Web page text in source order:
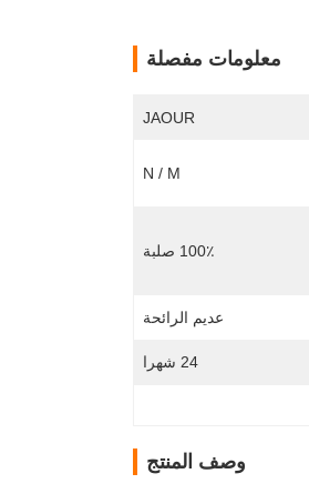
معلومات مفصلة
JAOUR
N / M
100٪ صلبة
عديم الرائحة
24 شهرا
وصف المنتج